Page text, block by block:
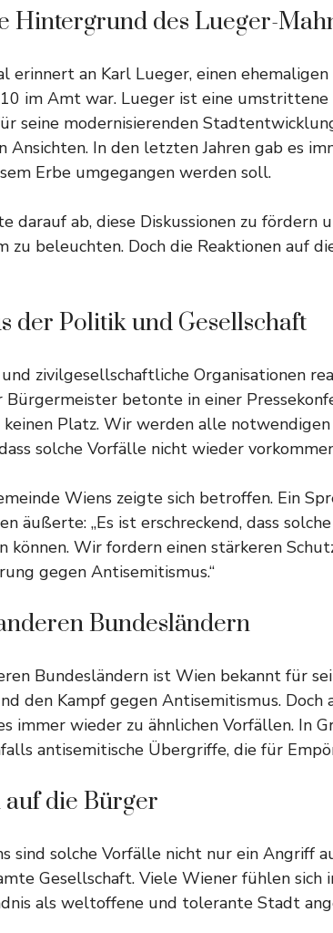
Hintergrund des Lueger-
erinnert an Karl Lueger, einen
im Amt war. Lueger ist eine umstrittene
seine modernisierenden
Ansichten. In den letzten Jahren gab es
Erbe umgegangen werden soll.
darauf ab, diese Diskussionen zu fördern
zu beleuchten. Doch die Reaktionen auf
der Politik und Gesellschaft
zivilgesellschaftliche Organisationen
betonte in einer
Platz. Wir werden alle
solche Vorfälle nicht wieder
Wiens zeigte sich betroffen. Ein
äußerte: „Es ist erschreckend, dass
Wir fordern einen stärkeren
gegen Antisemitismus.“
Bundesländern
Bundesländern ist Wien bekannt für
den Kampf gegen Antisemitismus. Doch
immer wieder zu ähnlichen Vorfällen. In
antisemitische Übergriffe, die für
die Bürger
sind solche Vorfälle nicht nur ein Angriff
Gesellschaft. Viele Wiener fühlen
als weltoffene und tolerante Stadt